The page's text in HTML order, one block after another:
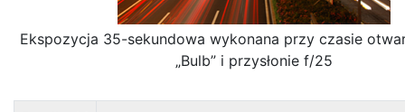
Ekspozycja 35-sekundowa wykonana przy czasie
„Bulb” i przysłonie f/25